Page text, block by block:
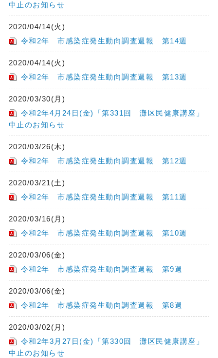
中止のお知らせ
2020/04/14(火)
令和2年 市感染症発生動向調査週報 第14週
2020/04/14(火)
令和2年 市感染症発生動向調査週報 第13週
2020/03/30(月)
令和2年4月24日(金)「第331回 灘区民健康講座」
中止のお知らせ
2020/03/26(木)
令和2年 市感染症発生動向調査週報 第12週
2020/03/21(土)
令和2年 市感染症発生動向調査週報 第11週
2020/03/16(月)
令和2年 市感染症発生動向調査週報 第10週
2020/03/06(金)
令和2年 市感染症発生動向調査週報 第9週
2020/03/06(金)
令和2年 市感染症発生動向調査週報 第8週
2020/03/02(月)
令和2年3月27日(金)「第330回 灘区民健康講座」
中止のお知らせ